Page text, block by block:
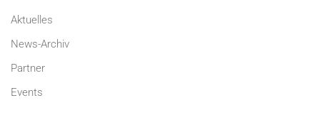
Aktuelles
News-Archiv
Partner
Events